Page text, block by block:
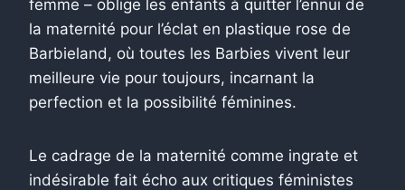
femme – oblige les enfants à quitter l’ennui de
la maternité pour l’éclat en plastique rose de
Barbieland, où toutes les Barbies vivent leur
meilleure vie pour toujours, incarnant la
perfection et la possibilité féminines.
Le cadrage de la maternité comme ingrate et
indésirable fait écho aux critiques féministes